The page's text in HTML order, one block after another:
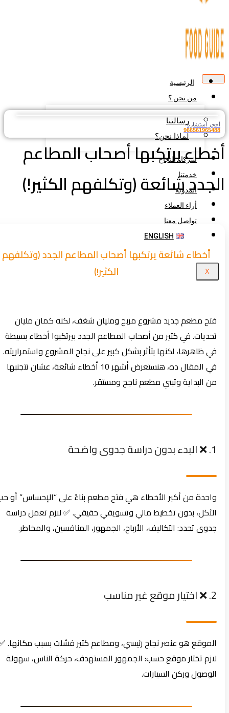
الرئيسية
من نحن ؟
رسالتنا
لماذا نحن؟
شركاء النجاح
خدمتنا
المدونة
أراء العملاء
تواصل معنا
ENGLISH
استشارة
يرتكبها أصحاب المطاعم
شائعة (وتكلفهم الكثير!)
أخطاء شائعة يرتكبها أصحاب المطاعم الجدد (وتكلفهم
الكثير!)
فتح مطعم جديد مشروع مربح ومليان شغف، لكنه كمان مليان
تحديات. في كتير من أصحاب المطاعم الجدد بيرتكبوا أخطاء بسيطة
في ظاهرها، لكنها بتأثر بشكل كبير على نجاح المشروع واستمراريته.
في المقال ده، هنستعرض أشهر 10 أخطاء شائعة، عشان تتجنبها
من البداية وتبني مطعم ناجح ومستقر.
واحدة من أكبر الأخطاء هي فتح مطعم بناءً على “الإحساس” أو حب
الأكل، بدون تخطيط مالي وتسويقي حقيقي. ✅ لازم تعمل دراسة
جدوى تحدد: التكاليف، الأرباح، الجمهور، المنافسين، والمخاطر.
الموقع هو عنصر نجاح رئيسي، ومطاعم كتير فشلت بسبب مكانها. ✅
لازم تختار موقع حسب: الجمهور المستهدف، حركة الناس، سهولة
الوصول وركن السيارات.